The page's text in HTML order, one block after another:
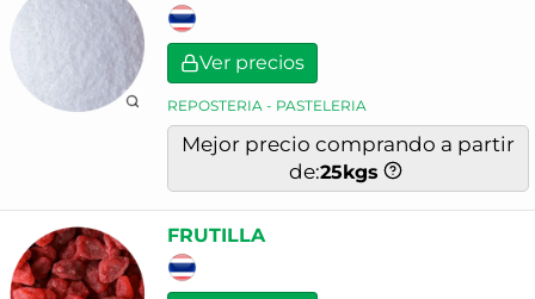
Ver precios
REPOSTERIA - PASTELERIA
Mejor precio comprando a partir
de:25kgs
FRUTILLA